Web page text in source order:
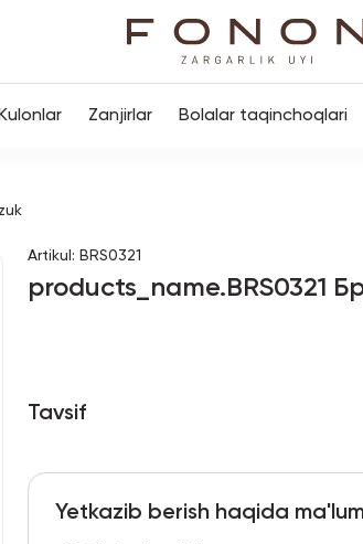
Kulonlar Zanjirlar Bolalar taqinchoqlari
Artikul : BRS0321
products_name.BRS0321
Tavsif
Yetkazib berish haqida